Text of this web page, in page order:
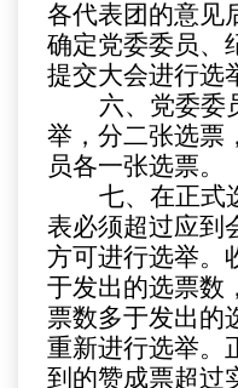
各代表团的意见
确定党委委员、
提交大会进行选
六、党委委
举，分二张选票
员各一张选票。
七、在正式
表必须超过应到
方可进行选举。
于发出的选票数
票数多于发出的
重新进行选举。
到的赞成票超过